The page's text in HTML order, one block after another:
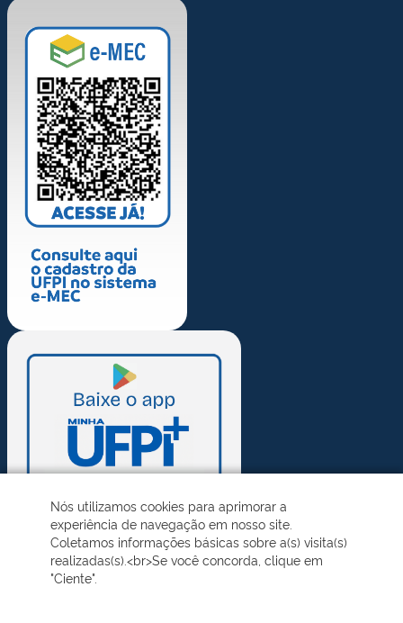
Nós utilizamos cookies para aprimorar a
experiência de navegação em nosso site.
Coletamos informações básicas sobre a(s) visita(s)
realizadas(s).<br>Se você concorda, clique em
"Ciente".